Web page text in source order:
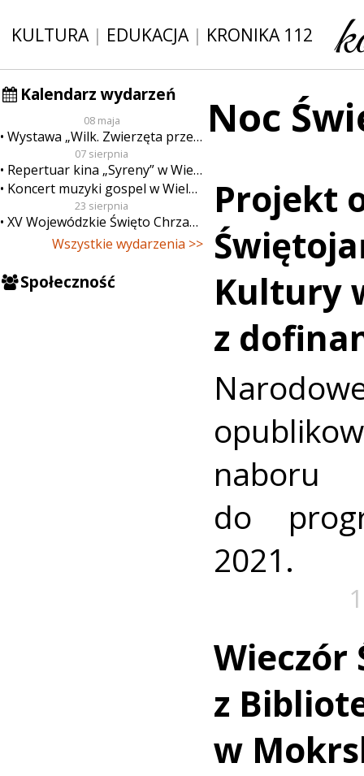
KULTURA| EDUKACJA| KRONIKA 112
Kalendarz wydarzeń
08 maja
Wystawa „Wilk. Zwierzęta przeklęte”
07 sierpnia
Repertuar kina „Syreny” w Wieluniu w dn. od 7 do 13 sierpnia
Koncert muzyki gospel w Wieluniu
23 sierpnia
XV Wojewódzkie Święto Chrzanu
Wszystkie wydarzenia >>
Społeczność
Noc
Projekt
Kultury
z
do
2021.
Wieczór
z
w